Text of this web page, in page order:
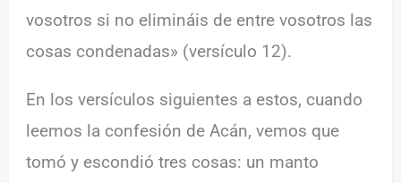
vosotros si no elimináis de entre vosotros las
cosas condenadas» (versículo 12).
En los versículos siguientes a estos, cuando
leemos la confesión de Acán, vemos que
tomó y escondió tres cosas: un manto